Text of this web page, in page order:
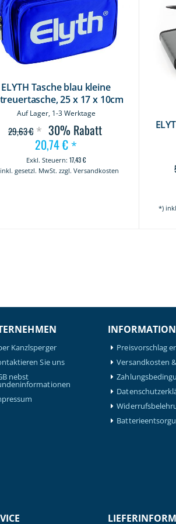
ELYTH Tasche blau kleine
25 x 17 x 10cm
Auf Lager, 1-3 Werktage
29,63 €* 30% Rabatt
Sonderangebot
20,74 € *
17,43 €
gesetzl. MwSt. zzgl. Versandkosten
*)
Kanzlsperger
Sie uns
nebst
Preisvorschlag
Versandkosten